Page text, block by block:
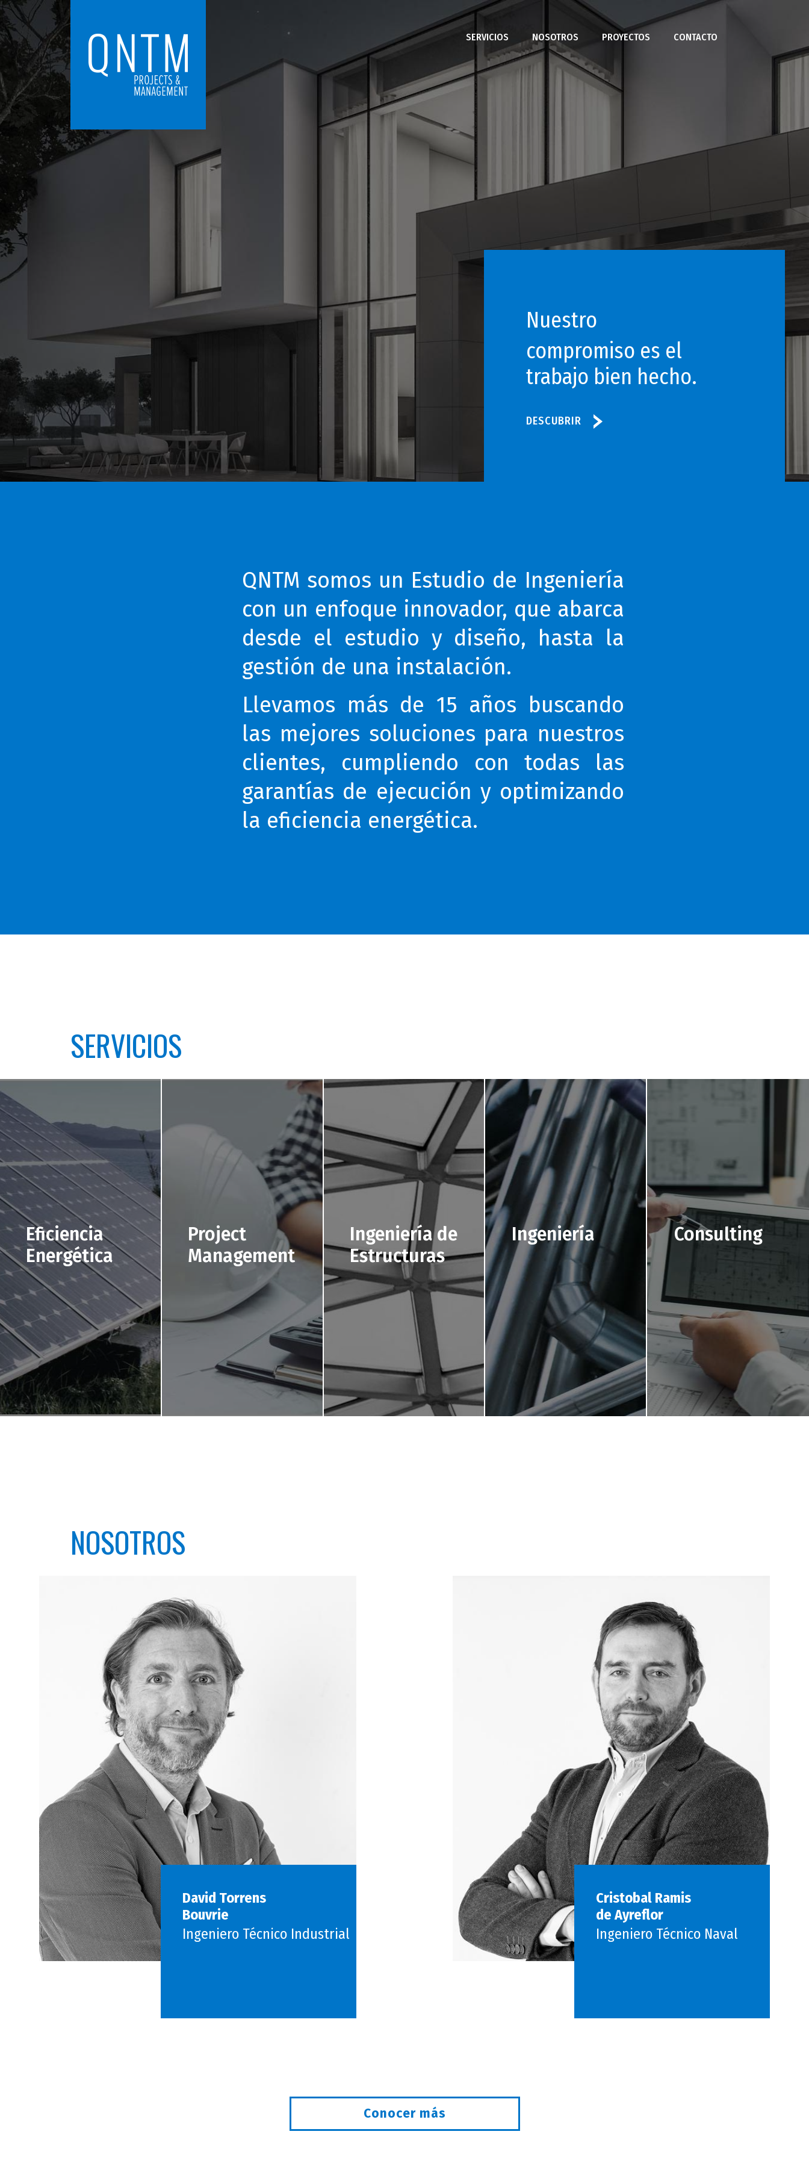
SERVICIOS NOSOTROS PROYECTOS CONTACTO
Nuestro
compromiso es el
trabajo bien hecho.
DESCUBRIR
QNTM somos un Estudio de Ingeniería
con un enfoque innovador, que abarca
desde el estudio y diseño, hasta la
gestión de una instalación.
Llevamos más de 15 años buscando
las mejores soluciones para nuestros
clientes, cumpliendo con todas las
garantías de ejecución y optimizando
la eficiencia energética.
SERVICIOS
Eficiencia
Energética
Project
Management
Ingeniería de
Estructuras
Ingeniería Consulting
NOSOTROS
David Torrens
Bouvrie
Ingeniero Técnico Industrial
Cristobal Ramis
de Ayreflor
Ingeniero Técnico Naval
Conocer más